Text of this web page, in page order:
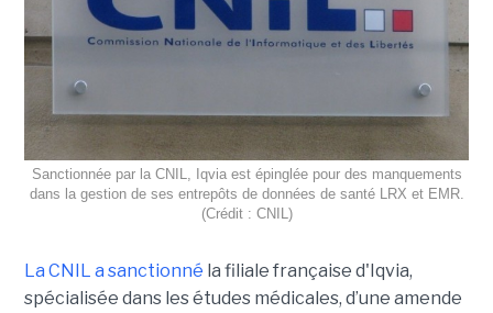
Sanctionnée par la CNIL, Iqvia est épinglée pour des manquements
dans la gestion de ses entrepôts de données de santé LRX et EMR.
(Crédit : CNIL)
La CNIL a sanctionné la filiale française d'Iqvia,
spécialisée dans les études médicales, d’une amende